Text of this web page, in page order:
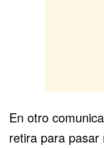
En otro
retira para